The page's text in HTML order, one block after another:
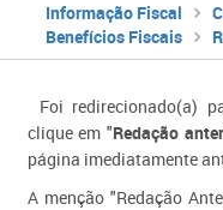
Informação Fiscal
Benefícios Fiscais
Foi redirecionado(a)
clique em "Redação
página imediatamente
A menção "Redação